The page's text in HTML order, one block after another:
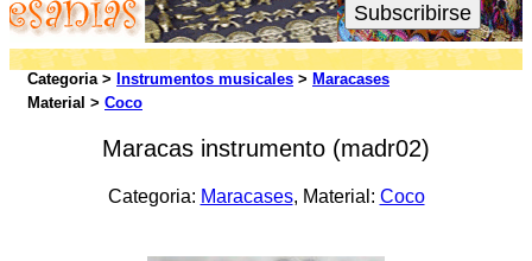
Subscribirse
Categoria > Instrumentos musicales > Maracases
Material > Coco
Maracas instrumento (madr02)
Categoria: Maracases, Material: Coco